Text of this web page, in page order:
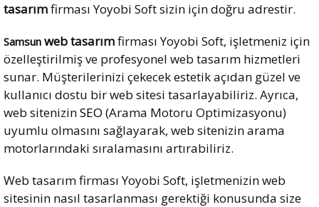
tasarımfirması Yoyobi Soft sizin için doğru adrestir.
Samsun web tasarımfirması Yoyobi Soft, işletmeniz için
özelleştirilmiş ve profesyonel web tasarım hizmetleri
sunar. Müşterilerinizi çekecek estetik açıdan güzel ve
kullanıcı dostu bir web sitesi tasarlayabiliriz. Ayrıca,
web sitenizinSEO (Arama Motoru Optimizasyonu)
uyumlu olmasını sağlayarak, web sitenizin arama
motorlarındaki sıralamasını artırabiliriz.
Web tasarım firması Yoyobi Soft, işletmenizin web
sitesinin nasıl tasarlanması gerektiği konusunda size